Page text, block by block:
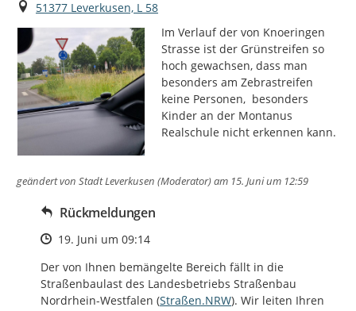
Ort
51377 Leverkusen, L 58
Im Verlauf der von Knoeringen
Strasse ist der Grünstreifen so
hoch gewachsen, dass man
besonders am Zebrastreifen
keine Personen,  besonders
Kinder an der Montanus
Realschule nicht erkennen kann.
geändert von Stadt Leverkusen (Moderator)am 15. Juni um 12:59
Rückmeldungen
Zeitpunkt des Erstellens
19. Juni um 09:14
Der von Ihnen bemängelte Bereich fällt in die
Straßenbaulast des Landesbetriebs Straßenbau
Nordrhein-Westfalen (http://
Straßen.NRW). Wir leiten Ihren